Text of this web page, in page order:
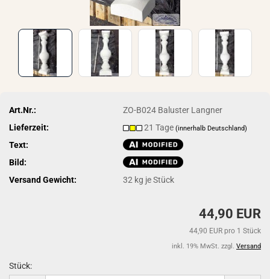
Art.Nr.:
ZO-B024 Baluster Langner
Lieferzeit:
21 Tage(innerhalb Deutschland)
Text:
Bild:
Versand Gewicht:
32 kg je Stück
44,90 EUR
44,90 EUR pro 1 Stück
inkl. 19% MwSt. zzgl. Versand
Stück: